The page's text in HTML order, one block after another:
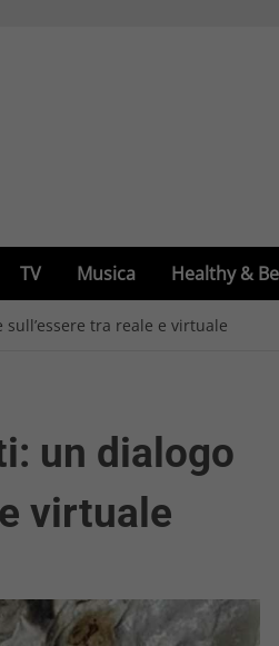
TV Musica Healthy &
tra reale e virtuale
un dialogo
virtuale